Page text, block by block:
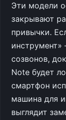
Эти модели
закрывают
привычки.
созвонов,
Note будет
смартфон
машина для
выглядит